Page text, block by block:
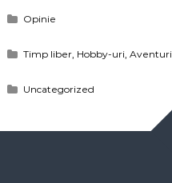
Opinie
Timp liber, Hobby-uri, Aventuri
Uncategorized